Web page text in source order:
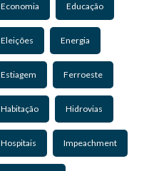
Economia Educação
Eleições Energia
Estiagem Ferroeste
Habitação Hidrovias
Hospitais Impeachment